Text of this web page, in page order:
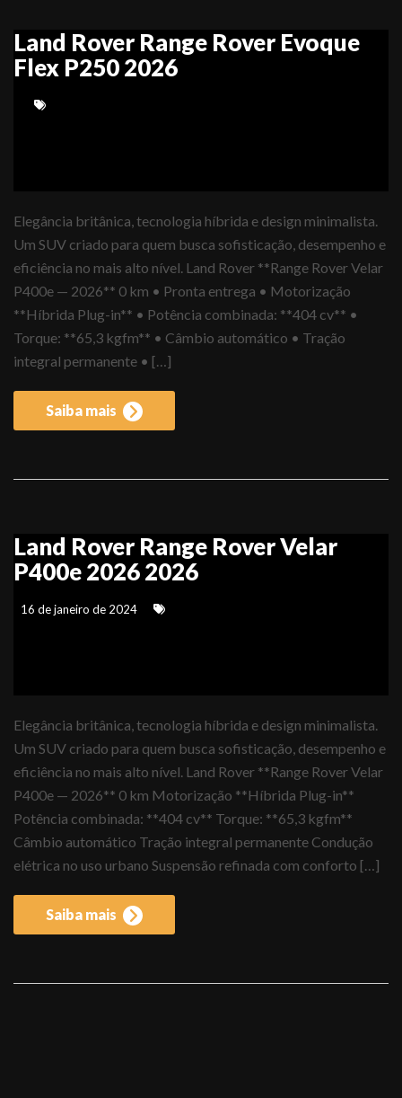
Land Rover Range Rover Evoque
Flex P250 2026
Elegância britânica, tecnologia híbrida e design minimalista.
Um SUV criado para quem busca sofisticação, desempenho e
eficiência no mais alto nível. Land Rover **Range Rover Velar
P400e — 2026** 0 km • Pronta entrega • Motorização
**Híbrida Plug-in** • Potência combinada: **404 cv** •
Torque: **65,3 kgfm** • Câmbio automático • Tração
integral permanente • […]
Saiba mais
Land Rover Range Rover Velar
P400e 2026 2026
16 de janeiro de 2024
Elegância britânica, tecnologia híbrida e design minimalista.
Um SUV criado para quem busca sofisticação, desempenho e
eficiência no mais alto nível. Land Rover **Range Rover Velar
P400e — 2026** 0 km Motorização **Híbrida Plug-in**
Potência combinada: **404 cv** Torque: **65,3 kgfm**
Câmbio automático Tração integral permanente Condução
elétrica no uso urbano Suspensão refinada com conforto […]
Saiba mais